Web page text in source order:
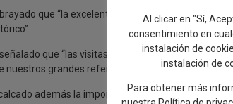
que “la excelente respuesta de los
que “las visitas guiadas a las murallas
nuestros grandes referentes culturales, del que
además la importancia del turismo cultural
Al clicar en "Sí,
consentimiento en
instalación de
instalación de
Para obtener más